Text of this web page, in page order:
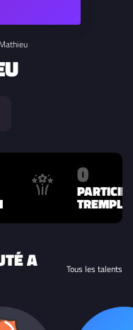
Mathieu
0
A Tous les talents